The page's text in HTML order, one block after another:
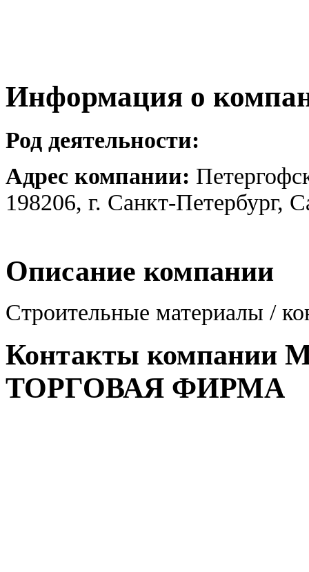
Информация о
Род деятельности:
Адрес компании:
198206, г. Санкт-Петербург,
Описание компании
Строительные материалы /
Контакты
ТОРГОВАЯ ФИРМА